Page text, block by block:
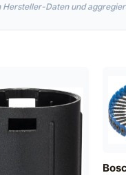
Daten und